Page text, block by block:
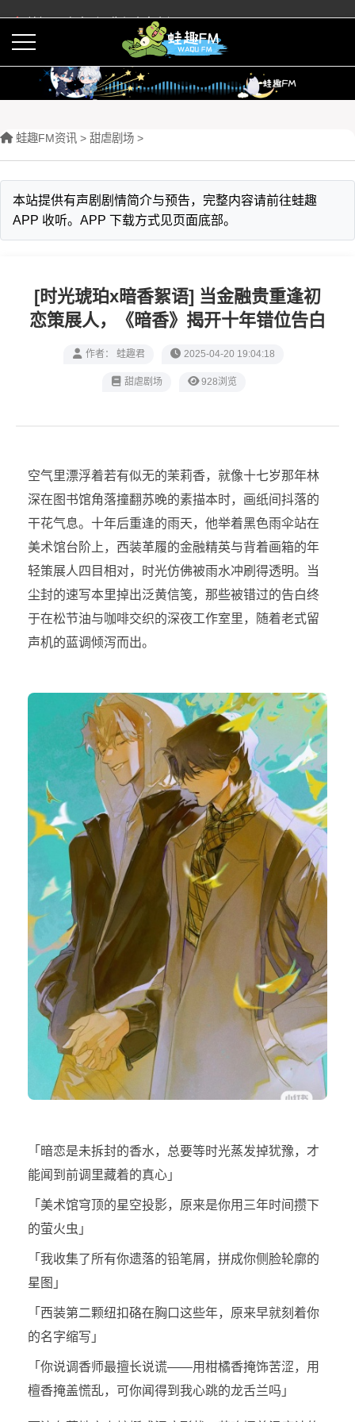
蛙趣FM有声剧预告与内容介绍
蛙趣FM资讯 > 甜虐剧场 >
本站提供有声剧剧情简介与预告，完整内容请前往蛙趣
APP 收听。APP 下载方式见页面底部。
[时光琥珀x暗香絮语] 当金融贵重逢初
恋策展人，《暗香》揭开十年错位告白
作者： 蛙趣君 2025-04-20 19:04:18
甜虐剧场 928浏览
空气里漂浮着若有似无的茉莉香，就像十七岁那年林
深在图书馆角落撞翻苏晚的素描本时，画纸间抖落的
干花气息。十年后重逢的雨天，他举着黑色雨伞站在
美术馆台阶上，西装革履的金融精英与背着画箱的年
轻策展人四目相对，时光仿佛被雨水冲刷得透明。当
尘封的速写本里掉出泛黄信笺，那些被错过的告白终
于在松节油与咖啡交织的深夜工作室里，随着老式留
声机的蓝调倾泻而出。
「暗恋是未拆封的香水，总要等时光蒸发掉犹豫，才
能闻到前调里藏着的真心」
「美术馆穹顶的星空投影，原来是你用三年时间攒下
的萤火虫」
「我收集了所有你遗落的铅笔屑，拼成你侧脸轮廓的
星图」
「西装第二颗纽扣硌在胸口这些年，原来早就刻着你
的名字缩写」
「你说调香师最擅长说谎——用柑橘香掩饰苦涩，用
檀香掩盖慌乱，可你闻得到我心跳的龙舌兰吗」